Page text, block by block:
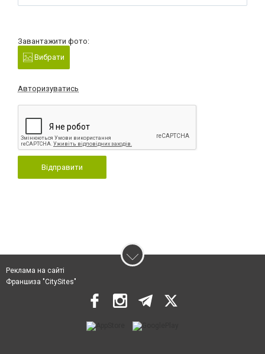
Завантажити фото:
Вибрати
Авторизуватись
Відправити
Реклама на сайті
Франшиза "CitySites"